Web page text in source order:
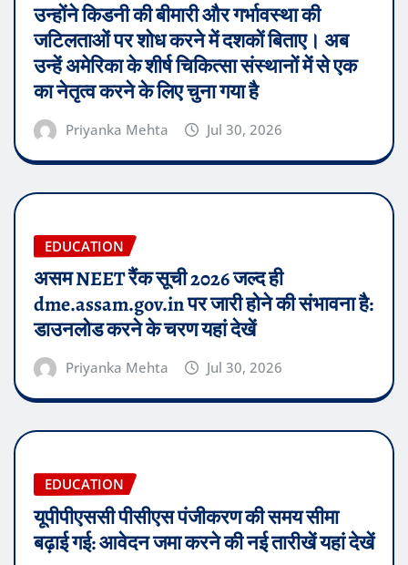
उन्होंने किडनी की बीमारी और गर्भावस्था की
जटिलताओं पर शोध करने में दशकों बिताए। अब
उन्हें अमेरिका के शीर्ष चिकित्सा संस्थानों में से एक
का नेतृत्व करने के लिए चुना गया है
Priyanka Mehta Jul 30, 2026
EDUCATION
असम NEET रैंक सूची 2026 जल्द ही
dme.assam.gov.in पर जारी होने की संभावना है:
डाउनलोड करने के चरण यहां देखें
Priyanka Mehta Jul 30, 2026
EDUCATION
यूपीपीएससी पीसीएस पंजीकरण की समय सीमा
बढ़ाई गई: आवेदन जमा करने की नई तारीखें यहां देखें